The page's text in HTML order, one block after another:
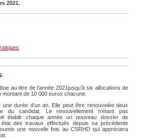
2021.
au titre de l’année 2021jusqu’à six allocations de
de 10 000 euros chacune.
une durée d’un an. Elle peut être renouvelée deux
du candidat. Le renouvellement n’étant pas
établir chaque année un nouveau dossier de
des travaux effectués depuis sa précédente
une nouvelle fois au CSRHD qui appréciera